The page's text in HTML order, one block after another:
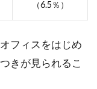
（6.5％）
フィスをはじめ
きが見られるこ